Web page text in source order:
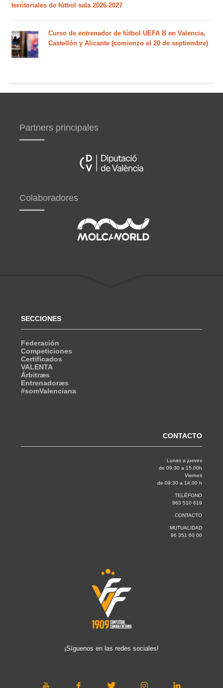
territoriales de fútbol sala 2026-2027
Curso de entrenador de fútbol UEFA B en Valencia,
Castellón y Alicante (comienzo el 20 de septiembre)
Partners principales
Colaboradores
SECCIONES
Federación
Competiciones
Certificados
VALENTA
Árbitræs
Entrenadoræs
#somValenciana
CONTACTO
Lunes a jueves
de 09:30 a 15.00h
Viernes
de 09:30 a 14.00 h
TELÉFONO
963 510 619
CONTACTO
MUTUALIDAD
96 351 60 00
¡Síguenos en las redes sociales!